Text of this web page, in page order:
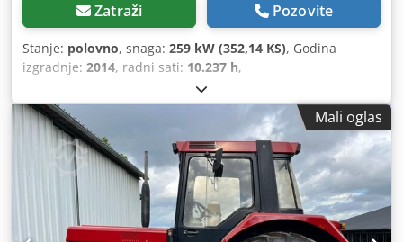
Zatraži Pozovite
Stanje: polovno, snaga: 259 kW (352,14 KS), Godina
izgradnje: 2014, radni sati: 10.237 h,
Mali oglas